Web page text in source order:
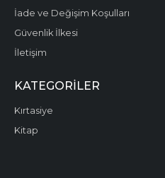
İade ve Değişim Koşulları
Güvenlik İlkesi
İletişim
KATEGORILER
Kırtasiye
Kitap